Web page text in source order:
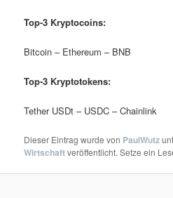
Top-3 Kryptocoins:
Bitcoin – Ethereum – BNB
Top-3 Kryptotokens:
Tether USDt – USDC – Chainlink
Dieser Eintrag wurde von PaulWutz
Wirtschaftveröffentlicht. Setze ein